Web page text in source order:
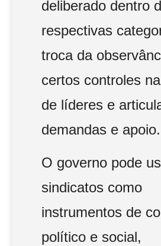
deliberado dentro
respectivas
troca da
certos controles
de líderes e
demandas e apoio.
O governo pode
sindicatos como
instrumentos de
político e social,